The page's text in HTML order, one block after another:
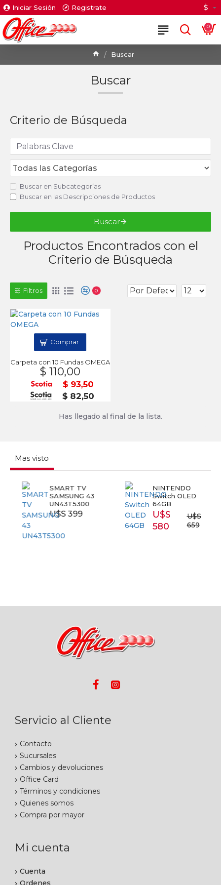
Iniciar Sesión Registrate $
0
Buscar
Buscar
Criterio de Búsqueda
Buscar en Subcategorías
Buscar en las Descripciones de Productos
Buscar
Productos Encontrados con el
Criterio de Búsqueda
Filtros 0
Carpeta con 10 Fundas OMEGA
$ 110,00
$ 93,50
$ 82,50
Comprar
Has llegado al final de la lista.
Mas visto
SMART TV
SAMSUNG 43
UN43T5300
U$S 399
NINTENDO
Switch OLED
64GB
U$S
580
U$S
659
Servicio al Cliente
Contacto
Sucursales
Cambios y devoluciones
Office Card
Términos y condiciones
Quienes somos
Compra por mayor
Mi cuenta
Cuenta
Ordenes